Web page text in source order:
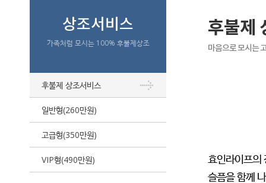
상조서비스
가족처럼 모시는 100% 후불제상조
후불제 상조서비스
일반형(260만원)
고급형(350만원)
VIP형(490만원)
후불제
마음으로 모시는
효인라이프의
슬픔을 함께